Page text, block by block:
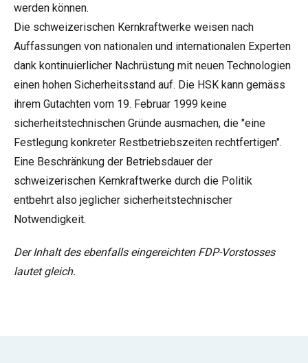
werden können.
Die schweizerischen Kernkraftwerke weisen nach
Auffassungen von nationalen und internationalen Experten
dank kontinuierlicher Nachrüstung mit neuen Technologien
einen hohen Sicherheitsstand auf. Die HSK kann gemäss
ihrem Gutachten vom 19. Februar 1999 keine
sicherheitstechnischen Gründe ausmachen, die "eine
Festlegung konkreter Restbetriebszeiten rechtfertigen".
Eine Beschränkung der Betriebsdauer der
schweizerischen Kernkraftwerke durch die Politik
entbehrt also jeglicher sicherheitstechnischer
Notwendigkeit.
Der Inhalt des ebenfalls eingereichten FDP-Vorstosses
lautet gleich.